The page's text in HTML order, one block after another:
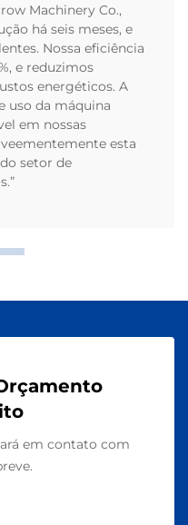
Machinery Co.,
há seis meses, e
Nossa eficiência
e reduzimos
energéticos. A
uso da máquina
em nossas
esta
setor de
em contato com